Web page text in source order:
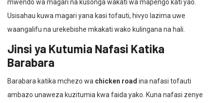
mwendo wa magari na kusonga wakati wa mapengo kati yao.
Usisahau kuwa magari yana kasi tofauti, hivyo lazima uwe
waangalifu na urekebishe mkakati wako kulingana na hali.
Jinsi ya Kutumia Nafasi Katika
Barabara
Barabara katika mchezo wa chicken road ina nafasi tofauti
ambazo unaweza kuzitumia kwa faida yako. Kuna nafasi zenye